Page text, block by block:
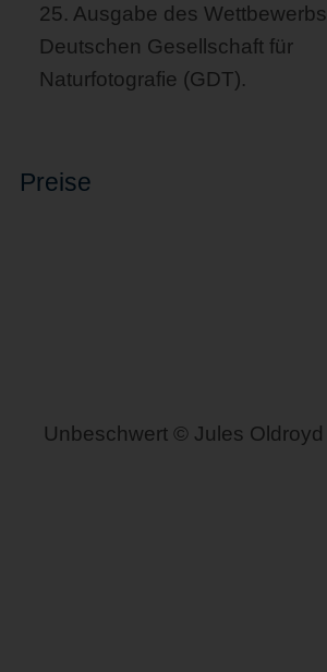
25. Ausgabe des
Deutschen Gesellschaft für
Naturfotografie (GDT).
Preise
Unbeschwert © Jules Oldroyd